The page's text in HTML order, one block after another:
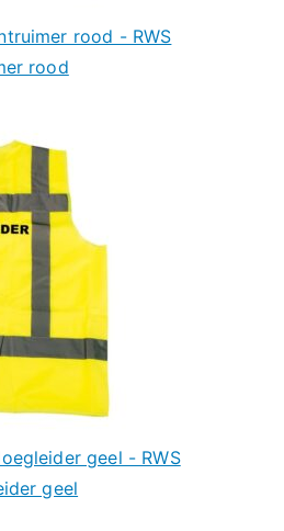
rood - RWS
rood
geel - RWS
geel